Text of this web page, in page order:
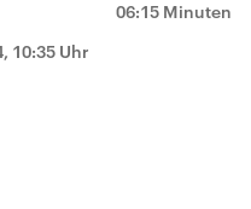
06:15 Minuten
10:35 Uhr